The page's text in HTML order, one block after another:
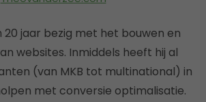
20 jaar bezig met het bouwen en
websites. Inmiddels heeft hij al
(van MKB tot multinational) in
met conversie optimalisatie.